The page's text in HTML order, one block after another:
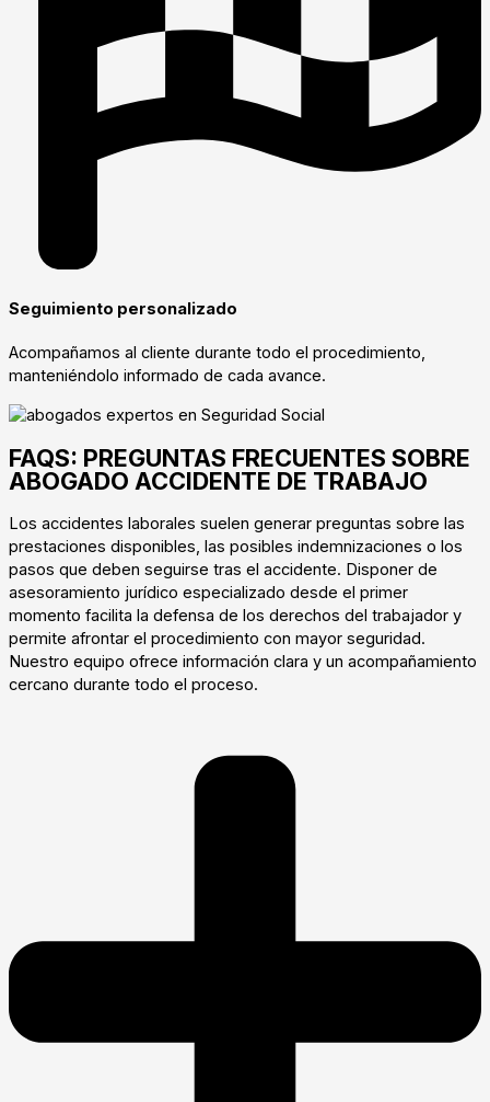
Seguimiento personalizado
Acompañamos al cliente durante todo el procedimiento,
manteniéndolo informado de cada avance.
FAQS: PREGUNTAS FRECUENTES SOBRE
ABOGADO ACCIDENTE DE TRABAJO
Los accidentes laborales suelen generar preguntas sobre las
prestaciones disponibles, las posibles indemnizaciones o los
pasos que deben seguirse tras el accidente. Disponer de
asesoramiento jurídico especializado desde el primer
momento facilita la defensa de los derechos del trabajador y
permite afrontar el procedimiento con mayor seguridad.
Nuestro equipo ofrece información clara y un acompañamiento
cercano durante todo el proceso.